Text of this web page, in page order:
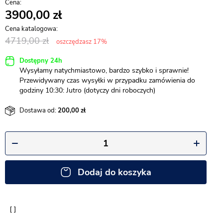
3900,00
4719,00 oszczędzasz 17%
Dostępny 24h
Wysyłamy natychmiastowo, bardzo szybko i sprawnie!
Przewidywany czas wysyłki w przypadku zamówienia do
godziny 10:30: Jutro (dotyczy dni roboczych)
Dostawa od:200,00
Dodaj do koszyka